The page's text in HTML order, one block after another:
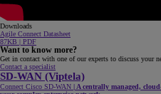
Downloads
Agile Connect Datasheet
87KB | PDF
Want to know more?
Get in contact with one of our experts to discuss your
Contact a specialist
SD-WAN (Viptela)
Connect Cisco SD-WAN | A centrally managed,